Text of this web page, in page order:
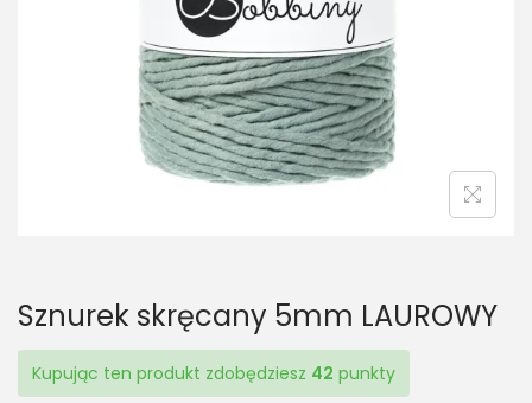
i
o
n
Sznurek skręcany 5mm LAUROWY
Kupując ten produkt zdobędziesz 42 punkty